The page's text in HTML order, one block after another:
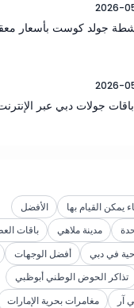
2026-
جولد كوست بأسعار
2026-
جولات دبي عبر
يمكن القيام بها
الأفضل
مدينة ملاهي
باقات
في دبي
أفضل الوجهات
تذاكر الحوض الوطني أبوظبي
آر
مغامرات بحرية الإمارات